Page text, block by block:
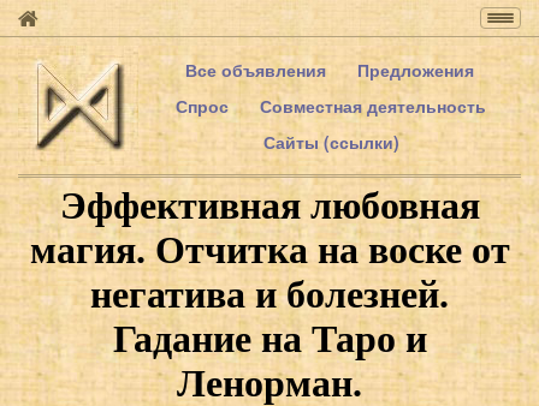
Все объявления
Предложения
Спрос
Совместная деятельность
Сайты (ссылки)
Эффективная любовная
магия. Отчитка на воске от
негатива и болезней.
Гадание на Таро и
Ленорман.